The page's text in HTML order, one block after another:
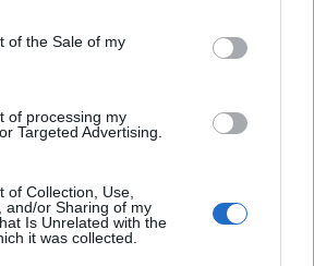
of the Sale of my
of processing my
Targeted Advertising.
of Collection, Use,
and/or Sharing of my
Is Unrelated with the
it was collected.
Vila Real leva nova
de Berlim...